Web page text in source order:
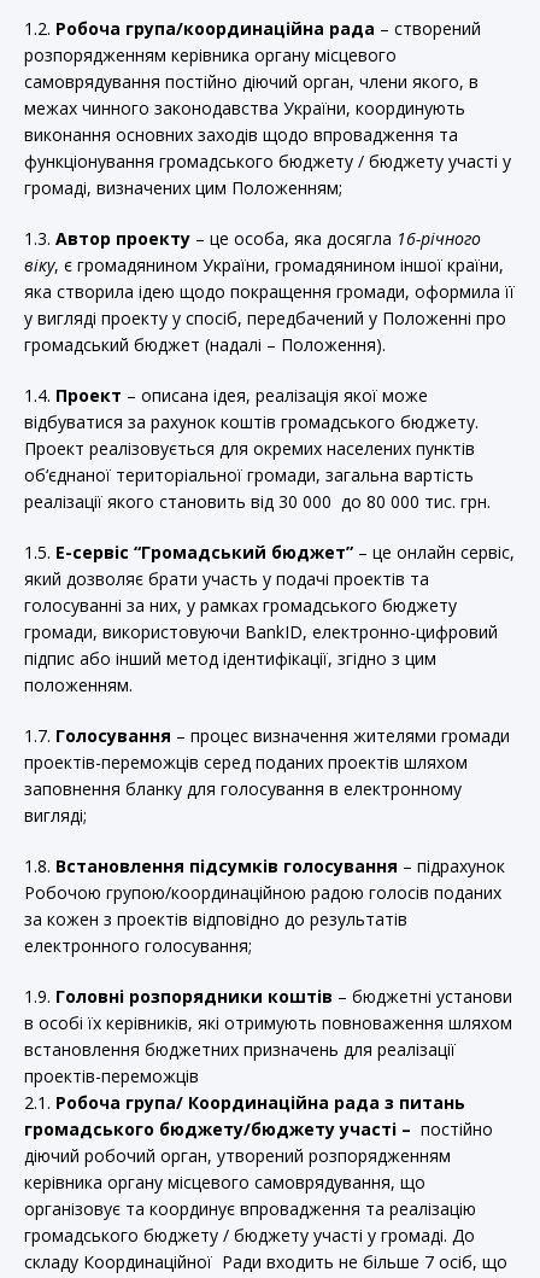
1.2. Робоча група/координаційна рада – створений
розпорядженням керівника органу місцевого
самоврядування постійно діючий орган, члени якого, в
межах чинного законодавства України, координують
виконання основних заходів щодо впровадження та
функціонування громадського бюджету / бюджету участі у
громаді, визначених цим Положенням;
1.3. Автор проекту – це особа, яка досягла 16-річного
віку, є громадянином України, громадянином іншої країни,
яка створила ідею щодо покращення громади, оформила її
у вигляді проекту у спосіб, передбачений у Положенні про
громадський бюджет (надалі – Положення).
1.4. Проект – описана ідея, реалізація якої може
відбуватися за рахунок коштів громадського бюджету.
Проект реалізовується для окремих населених пунктів
об‘єднаної територіальної громади, загальна вартість
реалізації якого становить від 30 000 до 80 000 тис. грн.
1.5. Е-сервіс “Громадський бюджет” – це онлайн сервіс,
який дозволяє брати участь у подачі проектів та
голосуванні за них, у рамках громадського бюджету
громади, використовуючи BankID, електронно-цифровий
підпис або інший метод ідентифікації, згідно з цим
положенням.
1.7. Голосування – процес визначення жителями громади
проектів-переможців серед поданих проектів шляхом
заповнення бланку для голосування в електронному
вигляді;
1.8. Встановлення підсумків голосування – підрахунок
Робочою групою/координаційною радою голосів поданих
за кожен з проектів відповідно до результатів
електронного голосування;
1.9. Головні розпорядники коштів – бюджетні установи
в особі їх керівників, які отримують повноваження шляхом
встановлення бюджетних призначень для реалізації
проектів-переможців
2.1. Робоча група/ Координаційна рада з питань
громадського бюджету/бюджету участі – постійно
діючий робочий орган, утворений розпорядженням
керівника органу місцевого самоврядування, що
організовує та координує впровадження та реалізацію
громадського бюджету / бюджету участі у громаді. До
складу Координаційної Ради входить не більше 7 осіб, що